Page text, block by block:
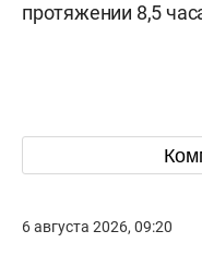
протяжении 8,5
6 августа 2026, 09:20